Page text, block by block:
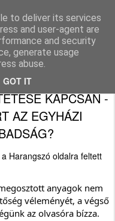
to deliver its services
and user-agent are
and security
generate usage
abuse.
GOT IT
KAPCSÁN -
AZ EGYHÁZI
Harangszó oldalra feltett
anyagok nem
véleményét, a végső
az olvasóra bízza.